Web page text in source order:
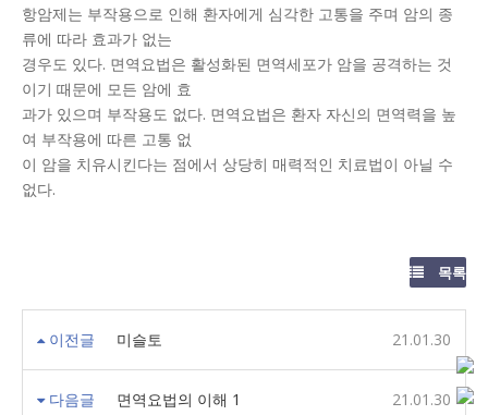
항암제는 부작용으로 인해 환자에게 심각한 고통을 주며 암의 종
류에 따라 효과가 없는
경우도 있다. 면역요법은 활성화된 면역세포가 암을 공격하는 것
이기 때문에 모든 암에 효
과가 있으며 부작용도 없다. 면역요법은 환자 자신의 면역력을 높
여 부작용에 따른 고통 없
이 암을 치유시킨다는 점에서 상당히 매력적인 치료법이 아닐 수
없다.
목록
이전글 미슬토 21.01.30
다음글 면역요법의 이해 1 21.01.30